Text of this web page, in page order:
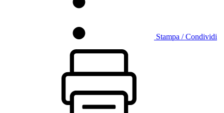
Stampa / Condividi